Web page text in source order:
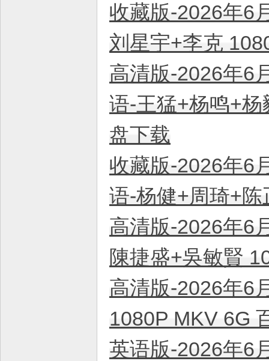
收藏版-2026年6
刘星宇+李克
高清版-2026年6
语-王猛+杨鸣+
盘下载
收藏版-2026年6
语-杨健+周琦+
高清版-2026年6
陳捷盛+吳敏賢
高清版-2026年6
1080P MKV 6G
英语版-2026年6